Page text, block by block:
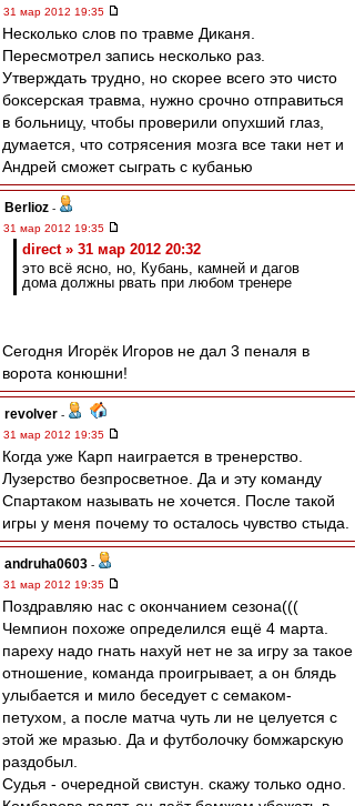
31 мар 2012 19:35
Несколько слов по травме Диканя.
Пересмотрел запись несколько раз.
Утверждать трудно, но скорее всего это чисто
боксерская травма, нужно срочно отправиться
в больницу, чтобы проверили опухший глаз,
думается, что сотрясения мозга все таки нет и
Андрей сможет сыграть с кубанью
Berlioz -
31 мар 2012 19:35
direct » 31 мар 2012 20:32
это всё ясно, но, Кубань, камней и дагов
дома должны рвать при любом тренере
Сегодня Игорёк Игоров не дал 3 пеналя в
ворота конюшни!
revolver -
31 мар 2012 19:35
Когда уже Карп наиграется в тренерство.
Лузерство безпросветное. Да и эту команду
Спартаком называть не хочется. После такой
игры у меня почему то осталось чувство стыда.
andruha0603 -
31 мар 2012 19:35
Поздравляю нас с окончанием сезона(((
Чемпион похоже определился ещё 4 марта.
пареху надо гнать нахуй нет не за игру за такое
отношение, команда проигрывает, а он блядь
улыбается и мило беседует с семаком-
петухом, а после матча чуть ли не целуется с
этой же мразью. Да и футболочку бомжарскую
раздобыл.
Судья - очередной свистун. скажу только одно.